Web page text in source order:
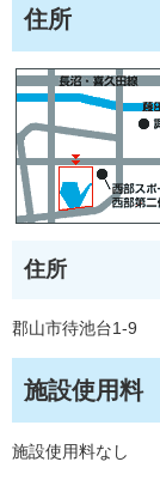
住所
住所
郡山市待池台1-9
施設使用料
施設使用料なし